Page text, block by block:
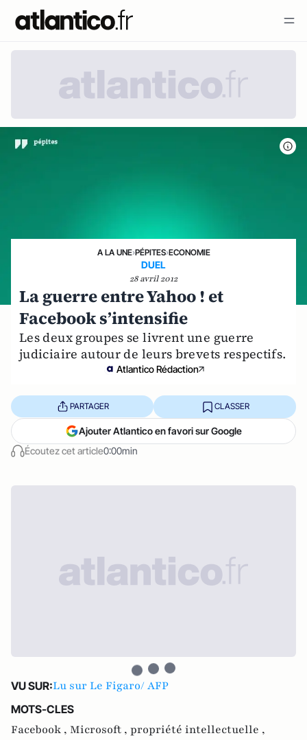
A LA UNE›PÉPITES›ECONOMIE
DUEL
28 avril 2012
La guerre entre Yahoo ! et
Facebook s’intensifie
Les deux groupes se livrent une guerre
judiciaire autour de leurs brevets respectifs.
Atlantico Rédaction
Écoutez cet article0:00min
PARTAGER CLASSER
Ajouter Atlantico en favori sur Google
VU SUR:Lu sur Le Figaro/ AFP
MOTS-CLES
Facebook , Microsoft , propriété intellectuelle ,